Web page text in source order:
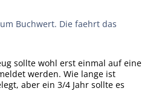
Buchwert. Die faehrt das
sollte wohl erst einmal auf eine
werden. Wie lange ist
aber ein 3/4 Jahr sollte es